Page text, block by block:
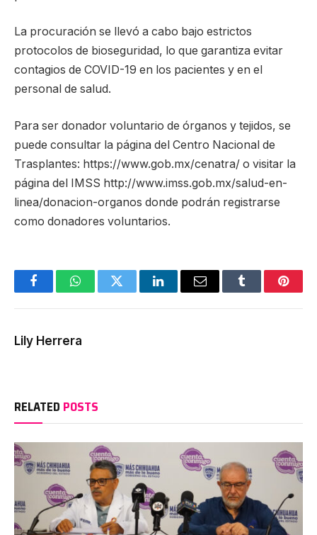
La procuración se llevó a cabo bajo estrictos
protocolos de bioseguridad, lo que garantiza evitar
contagios de COVID-19 en los pacientes y en el
personal de salud.
Para ser donador voluntario de órganos y tejidos, se
puede consultar la página del Centro Nacional de
Trasplantes: https://www.gob.mx/cenatra/ o visitar la
página del IMSS http://www.imss.gob.mx/salud-en-
linea/donacion-organos donde podrán registrarse
como donadores voluntarios.
FacebookWhatsAppTwitter LinkedInEmail Tumblr
Lily Herrera
RELATED POSTS